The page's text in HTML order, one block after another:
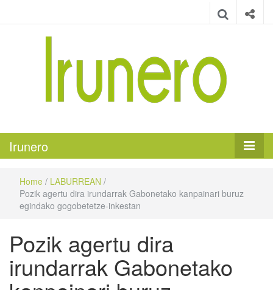
Irunero
Home / LABURREAN /
Pozik agertu dira irundarrak Gabonetako kanpainari buruz
egindako gogobetetze-inkestan
Pozik agertu dira
irundarrak Gabonetako